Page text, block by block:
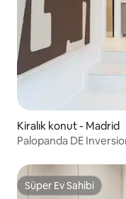
Kiralık konut - Madrid
Palopanda DE
Süper Ev Sahibi
Süper Ev Sahibi